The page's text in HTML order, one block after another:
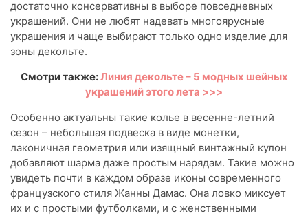
достаточно консервативны в выборе повседневных
украшений. Они не любят надевать многоярусные
украшения и чаще выбирают только одно изделие для
зоны декольте.
Смотри также:Линия декольте – 5 модных шейных
украшений этого лета >>>
Особенно актуальны такие колье в весенне-летний
сезон – небольшая подвеска в виде монетки,
лаконичная геометрия или изящный винтажный кулон
добавляют шарма даже простым нарядам. Такие можно
увидеть почти в каждом образе иконы современного
французского стиля Жанны Дамас. Она ловко миксует
их и с простыми футболками, и с женственными